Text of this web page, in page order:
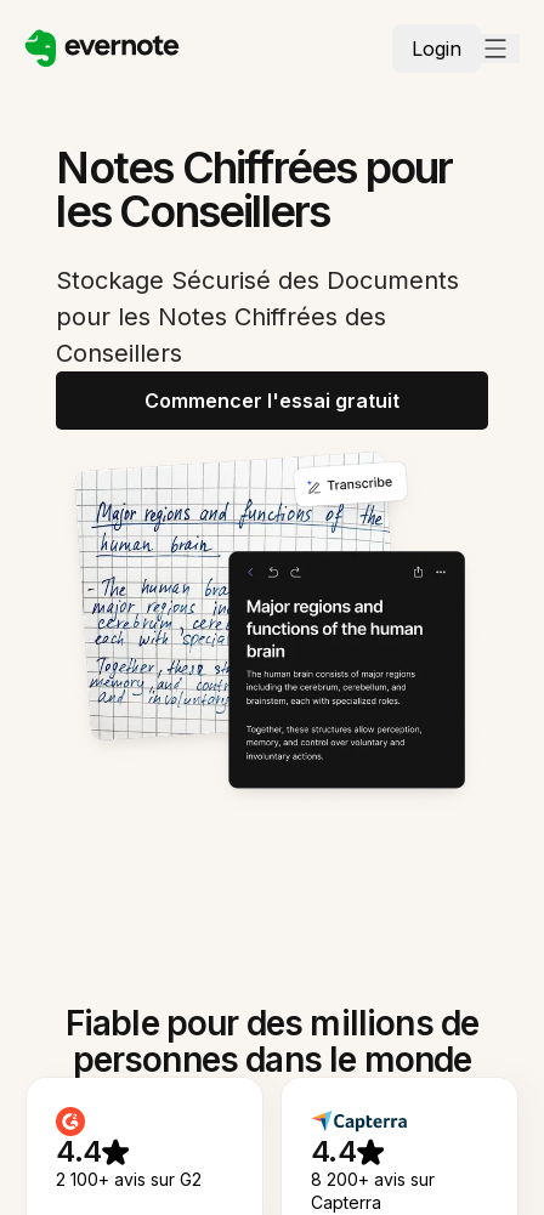
Login
Notes Chiffrées pour
les Conseillers
Stockage Sécurisé des Documents
pour les Notes Chiffrées des
Conseillers
Commencer l'essai gratuit
Fiable pour des millions de
personnes dans le monde
4.4
2 100+ avis sur G2
4.4
8 200+ avis sur
Capterra